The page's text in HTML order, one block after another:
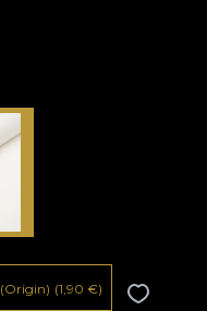
(Origin) (1,90 €)